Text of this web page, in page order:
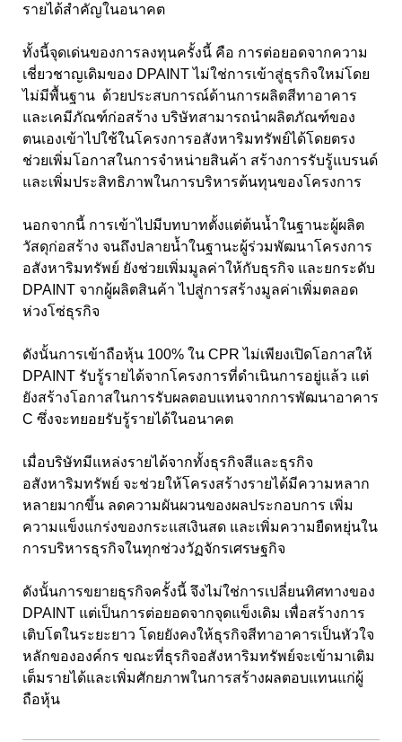
รายได้สำคัญในอนาคต
ทั้งนี้จุดเด่นของการลงทุนครั้งนี้ คือ การต่อยอดจากความ
เชี่ยวชาญเดิมของ DPAINT ไม่ใช่การเข้าสู่ธุรกิจใหม่โดย
ไม่มีพื้นฐาน ด้วยประสบการณ์ด้านการผลิตสีทาอาคาร
และเคมีภัณฑ์ก่อสร้าง บริษัทสามารถนำผลิตภัณฑ์ของ
ตนเองเข้าไปใช้ในโครงการอสังหาริมทรัพย์ได้โดยตรง
ช่วยเพิ่มโอกาสในการจำหน่ายสินค้า สร้างการรับรู้แบรนด์
และเพิ่มประสิทธิภาพในการบริหารต้นทุนของโครงการ
นอกจากนี้ การเข้าไปมีบทบาทตั้งแต่ต้นน้ำในฐานะผู้ผลิต
วัสดุก่อสร้าง จนถึงปลายน้ำในฐานะผู้ร่วมพัฒนาโครงการ
อสังหาริมทรัพย์ ยังช่วยเพิ่มมูลค่าให้กับธุรกิจ และยกระดับ
DPAINT จากผู้ผลิตสินค้า ไปสู่การสร้างมูลค่าเพิ่มตลอด
ห่วงโซ่ธุรกิจ
ดังนั้นการเข้าถือหุ้น 100% ใน CPR ไม่เพียงเปิดโอกาสให้
DPAINT รับรู้รายได้จากโครงการที่ดำเนินการอยู่แล้ว แต่
ยังสร้างโอกาสในการรับผลตอบแทนจากการพัฒนาอาคาร
C ซึ่งจะทยอยรับรู้รายได้ในอนาคต
เมื่อบริษัทมีแหล่งรายได้จากทั้งธุรกิจสีและธุรกิจ
อสังหาริมทรัพย์ จะช่วยให้โครงสร้างรายได้มีความหลาก
หลายมากขึ้น ลดความผันผวนของผลประกอบการ เพิ่ม
ความแข็งแกร่งของกระแสเงินสด และเพิ่มความยืดหยุ่นใน
การบริหารธุรกิจในทุกช่วงวัฏจักรเศรษฐกิจ
ดังนั้นการขยายธุรกิจครั้งนี้ จึงไม่ใช่การเปลี่ยนทิศทางของ
DPAINT แต่เป็นการต่อยอดจากจุดแข็งเดิม เพื่อสร้างการ
เติบโตในระยะยาว โดยยังคงให้ธุรกิจสีทาอาคารเป็นหัวใจ
หลักขององค์กร ขณะที่ธุรกิจอสังหาริมทรัพย์จะเข้ามาเติม
เต็มรายได้และเพิ่มศักยภาพในการสร้างผลตอบแทนแก่ผู้
ถือหุ้น